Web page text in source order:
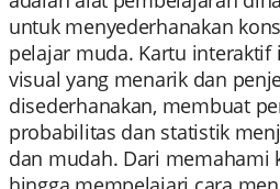
untuk menyederhanakan
pelajar muda. Kartu
visual yang menarik dan
disederhanakan, membuat
probabilitas dan statistik
dan mudah. Dari memahami